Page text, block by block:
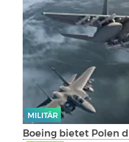
MILITÄR
Boeing bietet Polen